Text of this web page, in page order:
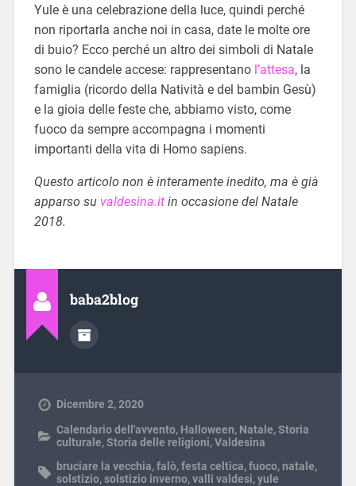
Yule è una celebrazione della luce, quindi perché
non riportarla anche noi in casa, date le molte ore
di buio? Ecco perché un altro dei simboli di Natale
sono le candele accese: rappresentano l’attesa, la
famiglia (ricordo della Natività e del bambin Gesù)
e la gioia delle feste che, abbiamo visto, come
fuoco da sempre accompagna i momenti
importanti della vita di Homo sapiens.
Questo articolo non è interamente inedito, ma è già
apparso su valdesina.itin occasione del Natale
2018.
baba2blog
Dicembre 2, 2020
Calendario dell'avvento, Halloween, Natale,Storia
culturale,Storia delle religioni,Valdesina
bruciare la vecchia,falò,festa celtica,fuoco,natale,
solstizio,solstizio inverno,valli valdesi,yule